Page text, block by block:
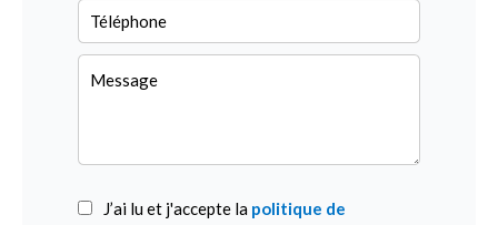
J’ai lu et j'accepte la politique de